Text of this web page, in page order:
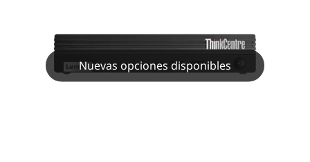
Nuevas opciones disponibles